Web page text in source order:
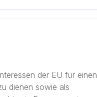
der EU für einen
dienen sowie als